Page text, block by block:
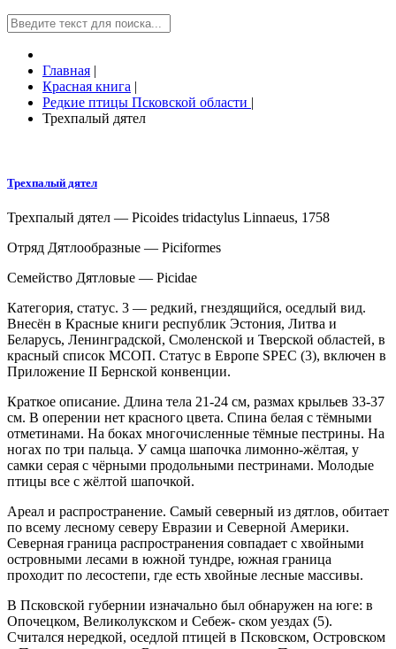
Главная |
Красная книга |
Редкие птицы Псковской области |
Трехпалый дятел
Трехпалый дятел
Трехпалый дятел — Picoides tridactylus Linnaeus, 1758
Отряд Дятлообразные — Piciformes
Семейство Дятловые — Picidae
Категория, статус. 3 — редкий, гнездящийся, оседлый вид.
Внесён в Красные книги республик Эстония, Литва и
Беларусь, Ленинградской, Смолен­ской и Тверской областей, в
красный список МСОП. Статус в Европе SPEC (3), включен в
Приложение II Бернской конвенции.
Краткое описание. Длина тела 21-24 см, раз­мах крыльев 33-37
см. В оперении нет красного цве­та. Спина белая с тёмными
отметинами. На боках многочисленные тёмные пестрины. На
ногах по три пальца. У самца шапочка лимонно-жёлтая, у
самки серая с чёрными продольными пестринами. Моло­дые
птицы все с жёлтой шапочкой.
Ареал и распространение. Самый северный из дятлов, обитает
по всему лесному северу Евразии и Северной Америки.
Северная граница распростране­ния совпадает с хвойными
островными лесами в юж­ной тундре, южная граница
проходит по лесостепи, где есть хвойные лесные массивы.
В Псковской губернии изначально был обнару­жен на юге: в
Опочецком, Великолукском и Себеж- ском уездах (5).
Считался нередкой, оседлой птицей в Псковском, Островском